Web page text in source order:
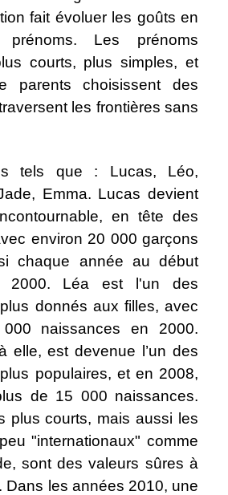
fait évoluer les goûts en
Les prénoms
courts, plus simples, et
parents choisissent des
les frontières sans
tels que : Lucas, Léo,
Emma. Lucas devient
en tête des
environ 20 000 garçons
chaque année au début
2000. Léa est l'un des
donnés aux filles, avec
naissances en 2000.
elle, est devenue l’un des
populaires, et en 2008,
de 15 000 naissances.
plus courts, mais aussi les
"internationaux" comme
sont des valeurs sûres à
Dans les années 2010, une